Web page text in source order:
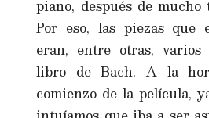
piano, después de
Por eso, las piezas que
eran, entre otras,
libro de Bach. A la
comienzo de la película,